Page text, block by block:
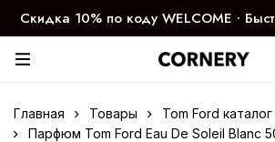
Скидка 10% по коду WELCOME ∙
дня
Главная Товары
Tom Ford каталог
Парфюм Tom Ford Eau De Soleil Blanc